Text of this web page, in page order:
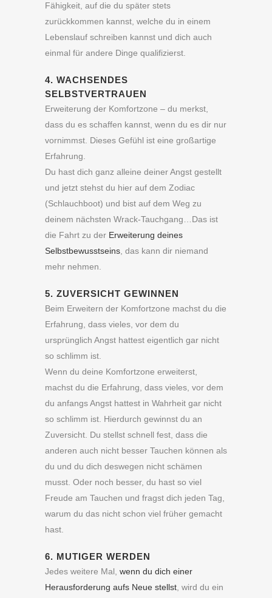
Fähigkeit, auf die du später stets
zurückkommen kannst, welche du in einem
Lebenslauf schreiben kannst und dich auch
einmal für andere Dinge qualifizierst.
4. WACHSENDES
SELBSTVERTRAUEN
Erweiterung der Komfortzone – du merkst,
dass du es schaffen kannst, wenn du es dir nur
vornimmst. Dieses Gefühl ist eine großartige
Erfahrung.
Du hast dich ganz alleine deiner Angst gestellt
und jetzt stehst du hier auf dem Zodiac
(Schlauchboot) und bist auf dem Weg zu
deinem nächsten Wrack-Tauchgang…Das ist
die Fahrt zu der Erweiterung deines
Selbstbewusstseins , das kann dir niemand
mehr nehmen.
5. ZUVERSICHT GEWINNEN
Beim Erweitern der Komfortzone machst du die
Erfahrung, dass vieles, vor dem du
ursprünglich Angst hattest eigentlich gar nicht
so schlimm ist.
Wenn du deine Komfortzone erweiterst,
machst du die Erfahrung, dass vieles, vor dem
du anfangs Angst hattest in Wahrheit gar nicht
so schlimm ist. Hierdurch gewinnst du an
Zuversicht. Du stellst schnell fest, dass die
anderen auch nicht besser Tauchen können als
du und du dich deswegen nicht schämen
musst. Oder noch besser, du hast so viel
Freude am Tauchen und fragst dich jeden Tag,
warum du das nicht schon viel früher gemacht
hast.
6. MUTIGER WERDEN
Jedes weitere Mal, wenn du dich einer
Herausforderung aufs Neue stellst , wird du ein